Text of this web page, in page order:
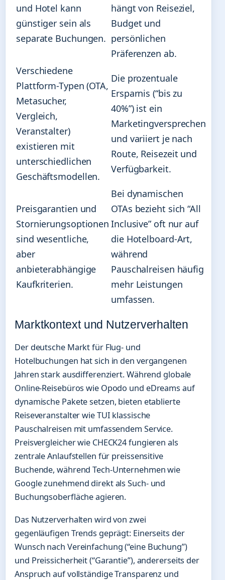
und Hotel kann
günstiger sein als
separate Buchungen.
hängt von Reiseziel,
Budget und
persönlichen
Präferenzen ab.
Verschiedene
Plattform-Typen (OTA,
Metasucher,
Vergleich,
Veranstalter)
existieren mit
unterschiedlichen
Geschäftsmodellen.
Die prozentuale
Ersparnis (“bis zu
40%”) ist ein
Marketingversprechen
und variiert je nach
Route, Reisezeit und
Verfügbarkeit.
Preisgarantien und
Stornierungsoptionen
sind wesentliche,
aber
anbieterabhängige
Kaufkriterien.
Bei dynamischen
OTAs bezieht sich “All
Inclusive” oft nur auf
die Hotelboard-Art,
während
Pauschalreisen häufig
mehr Leistungen
umfassen.
Marktkontext und Nutzerverhalten
Der deutsche Markt für Flug- und
Hotelbuchungen hat sich in den vergangenen
Jahren stark ausdifferenziert. Während globale
Online-Reisebüros wie Opodo und eDreams auf
dynamische Pakete setzen, bieten etablierte
Reiseveranstalter wie TUI klassische
Pauschalreisen mit umfassendem Service.
Preisvergleicher wie CHECK24 fungieren als
zentrale Anlaufstellen für preissensitive
Buchende, während Tech-Unternehmen wie
Google zunehmend direkt als Such- und
Buchungsoberfläche agieren.
Das Nutzerverhalten wird von zwei
gegenläufigen Trends geprägt: Einerseits der
Wunsch nach Vereinfachung (“eine Buchung”)
und Preissicherheit (“Garantie”), andererseits der
Anspruch auf vollständige Transparenz und